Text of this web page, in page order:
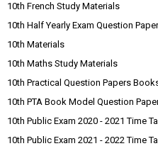
10th French Study Materials
10th Half Yearly Exam Question
10th Materials
10th Maths Study Materials
10th Practical Question Papers
10th PTA Book Model Question
10th Public Exam 2020 - 2021 Time
10th Public Exam 2021 - 2022 Time